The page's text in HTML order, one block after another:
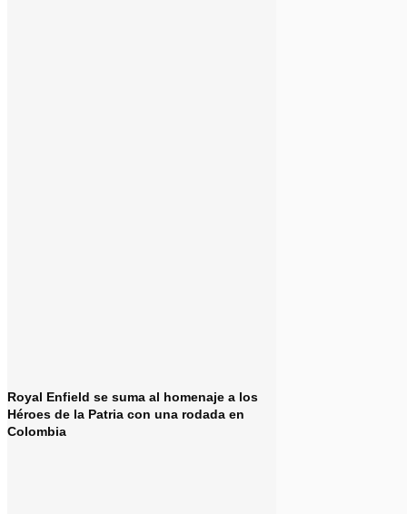
Royal Enfield se suma al homenaje a los
Héroes de la Patria con una rodada en
Colombia